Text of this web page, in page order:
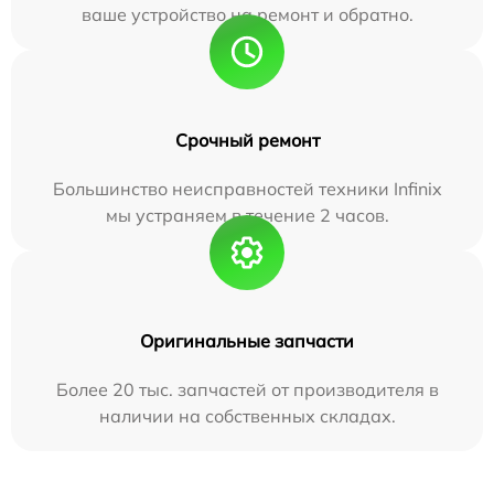
ваше устройство на ремонт и обратно.
Срочный ремонт
Большинство неисправностей техники Infinix
мы устраняем в течение 2 часов.
Оригинальные запчасти
Более 20 тыс. запчастей от производителя в
наличии на собственных складах.